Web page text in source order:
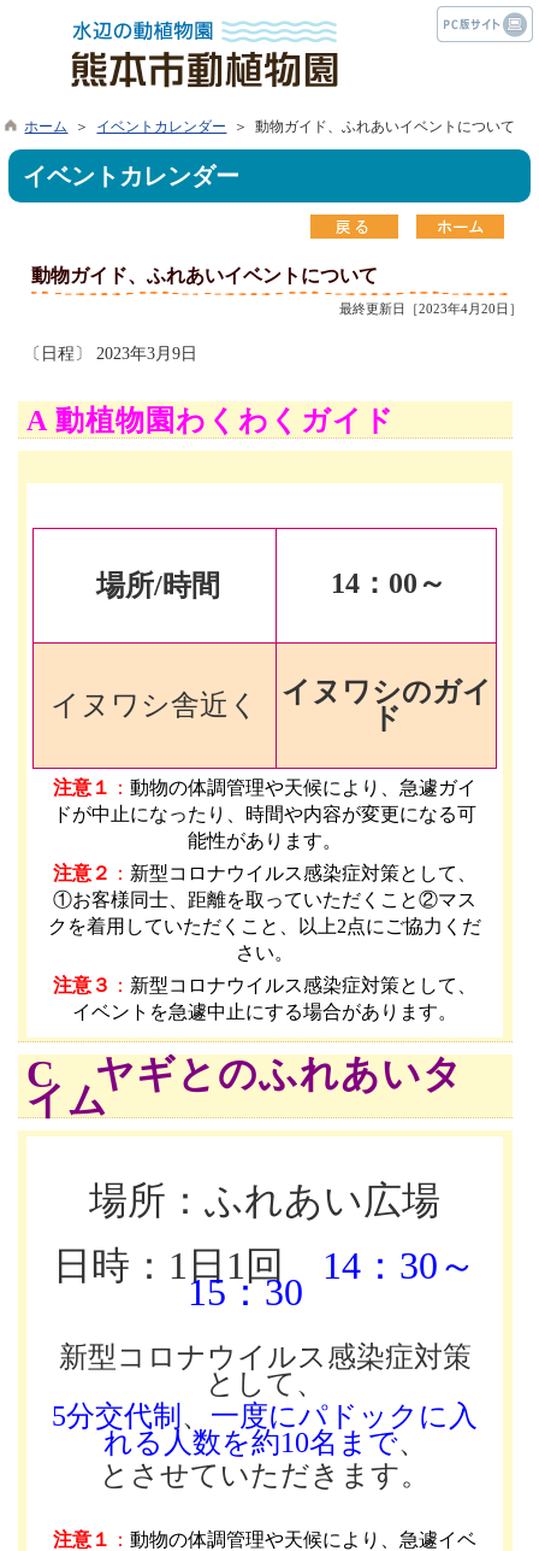
ホーム ＞ イベントカレンダー ＞ 動物ガイド、ふれあいイベントについて
イベントカレンダー
動物ガイド、ふれあいイベントについて
最終更新日［2023年4月20日］
〔日程〕 2023年3月9日
A 動植物園わくわくガイド
場所/時間 14 ：00～
イヌワシ舎近く
イヌワシのガイ
ド
注意１ ：動物の体調管理や天候により、急遽ガイ
ドが中止になったり、時間や内容が変更になる可
能性があります。
注意２ ： 新型コロナウイルス感染症対策として、
①お客様同士、距離を取っていただくこと②マス
クを着用していただくこと、以上2点にご協力くだ
さい。
注意３ ： 新型コロナウイルス感染症対策として、
イベントを急遽中止にする場合があります。
C ヤギとのふれあいタ
イム
場所：ふれあい広場
日時：1日1回
14：30～
15：30
新型コロナウイルス感染症対策
として、
5分交代制 、 一度にパドックに入
れる人数を約10名まで、
とさせていただきます。
注意１ ：動物の体調管理や天候により、急遽イベ